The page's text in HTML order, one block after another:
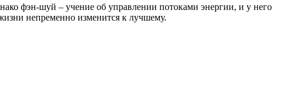
фэн-шуй – учение об управлении потоками энергии, и у него
непременно изменится к лучшему.